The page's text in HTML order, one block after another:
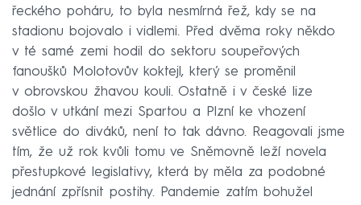
řeckého poháru, to byla nesmírná řež, kdy se na
stadionu bojovalo i vidlemi. Před dvěma roky někdo
v té samé zemi hodil do sektoru soupeřových
fanoušků Molotovův koktejl, který se proměnil
v obrovskou žhavou kouli. Ostatně i v české lize
došlo v utkání mezi Spartou a Plzní ke vhození
světlice do diváků, není to tak dávno. Reagovali jsme
tím, že už rok kvůli tomu ve Sněmovně leží novela
přestupkové legislativy, která by měla za podobné
jednání zpřísnit postihy. Pandemie zatím bohužel